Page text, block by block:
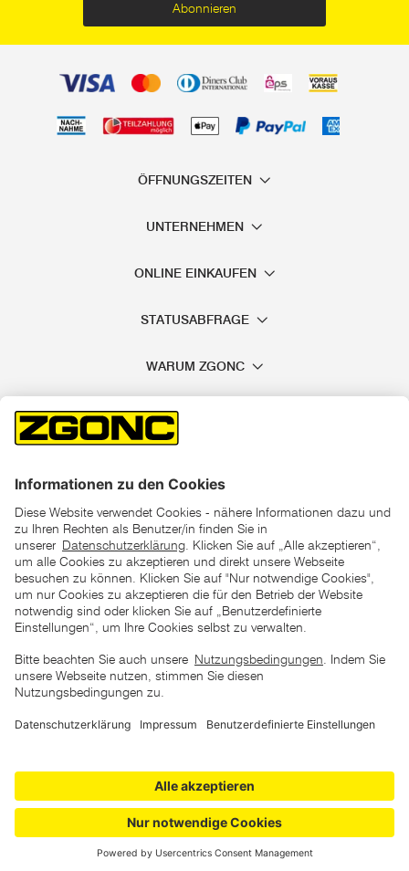
Abonnieren
ÖFFNUNGSZEITEN
UNTERNEHMEN
ONLINE EINKAUFEN
STATUSABFRAGE
WARUM ZGONC
*der "statt"-Preis ist der niedrigste von uns in den letzten 30
Tagen vor Beginn dieser Aktion verlangte Preis
unter den UVP Preisen auf dieser Website sind die
zu verstehen
Copyright © 2026 ZGONC. Alle Rechte vorbehalten.